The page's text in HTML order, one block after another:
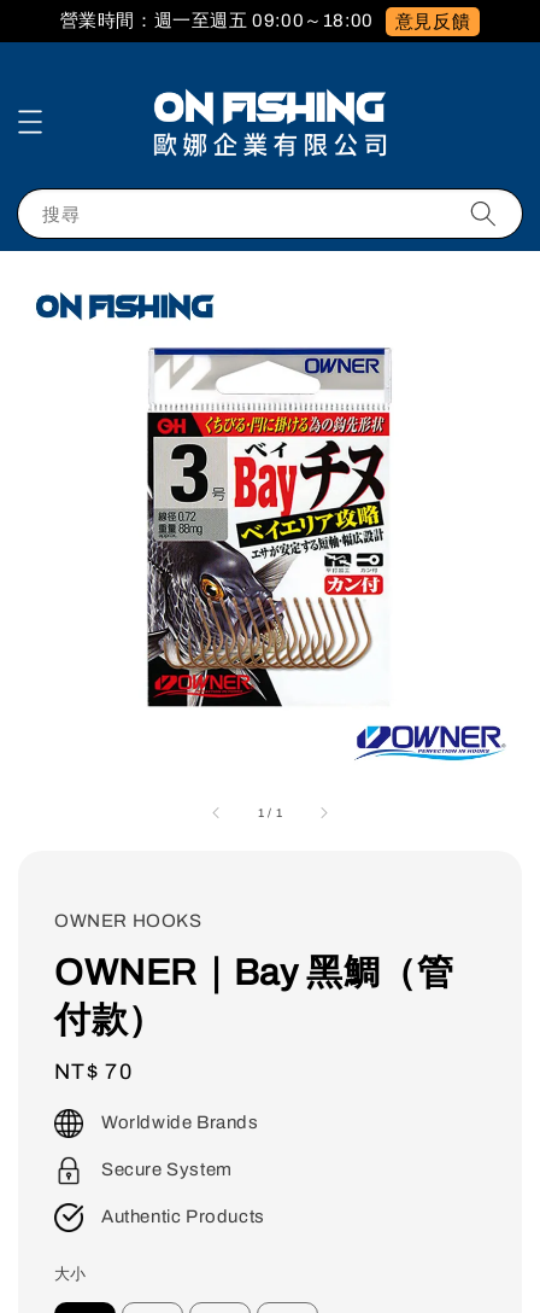
營業時間：週一至週五 09:00～18:00 意見反饋
搜尋
1 / 1
OWNER HOOKS
OWNER｜Bay 黑鯛（管
付款）
Regular
price
NT$ 70
Worldwide Brands
Secure System
Authentic Products
大小